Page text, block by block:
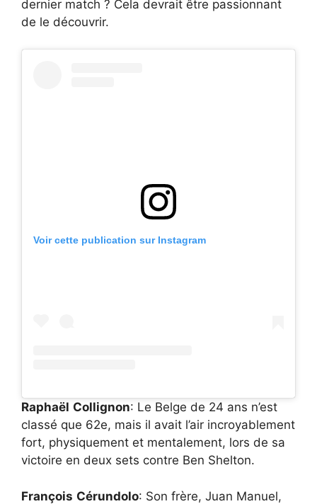
dernier match ? Cela devrait être passionnant
de le découvrir.
Voir cette publication sur Instagram
Raphaël Collignon: Le Belge de 24 ans n’est
classé que 62e, mais il avait l’air incroyablement
fort, physiquement et mentalement, lors de sa
victoire en deux sets contre Ben Shelton.
François Cérundolo: Son frère, Juan Manuel,